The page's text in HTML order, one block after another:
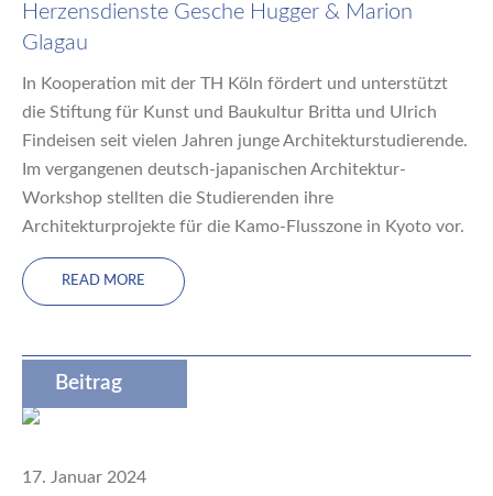
Herzensdienste Gesche Hugger & Marion
Glagau
In Kooperation mit der TH Köln fördert und unterstützt
die Stiftung für Kunst und Baukultur Britta und Ulrich
Findeisen seit vielen Jahren junge Architekturstudierende.
Im vergangenen deutsch-japanischen Architektur-
Workshop stellten die Studierenden ihre
Architekturprojekte für die Kamo-Flusszone in Kyoto vor.
READ MORE
Beitrag
17. Januar 2024